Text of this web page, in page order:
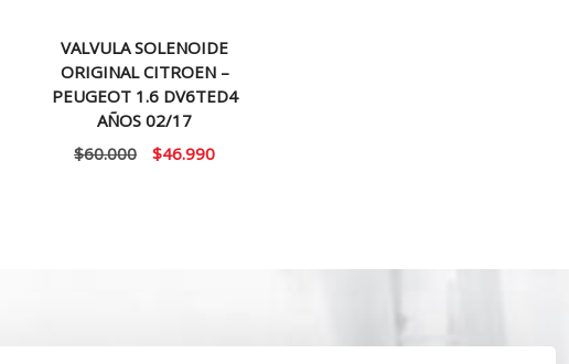
VALVULA SOLENOIDE
ORIGINAL CITROEN –
PEUGEOT 1.6 DV6TED4
AÑOS 02/17
$60.000
El
$46.990El